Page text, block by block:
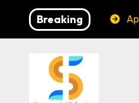
content
Breaking
Epic! Apa Saja yang